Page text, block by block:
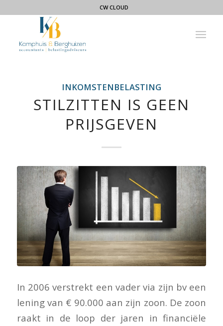
CW CLOUD
INKOMSTENBELASTING
STILZITTEN IS GEEN
PRIJSGEVEN
In 2006 verstrekt een vader via zijn bv een
lening van € 90.000 aan zijn zoon. De zoon
raakt in de loop der jaren in financiële